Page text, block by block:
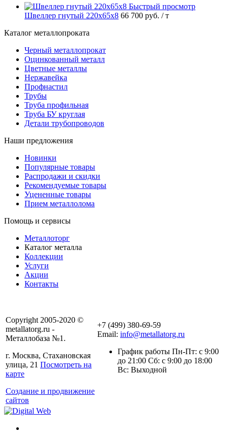
Быстрый просмотр
Швеллер гнутый 220х65х8 66 700 руб. / т
Каталог металлопроката
Черный металлопрокат
Оцинкованный металл
Цветные металлы
Нержавейка
Профнастил
Трубы
Труба профильная
Труба БУ круглая
Детали трубопроводов
Наши предложения
Новинки
Популярные товары
Распродажи и скидки
Рекомендуемые товары
Уцененные товары
Прием металлолома
Помощь и сервисы
Металлоторг
Каталог металла
Коллекции
Услуги
Акции
Контакты
Copyright 2005-2020 ©
metallatorg.ru -
Металлобаза №1.
г. Москва, Стахановская
улица, 21 Посмотреть на
карте
Создание и продвижение
сайтов
+7 (499) 380-69-59
Email: info@metallatorg.ru
График работы Пн-Пт: с 9:00
до 21:00 Сб: с 9:00 до 18:00
Вс: Выходной